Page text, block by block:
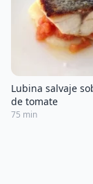
Lubina salvaje
de tomate
75 min